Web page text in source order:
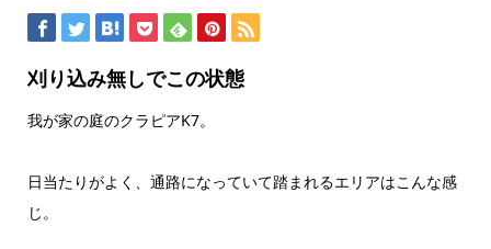
刈り込み無しでこの状態
我が家の庭のクラピアK7。
日当たりがよく、通路になっていて踏まれるエリアはこんな感
じ。